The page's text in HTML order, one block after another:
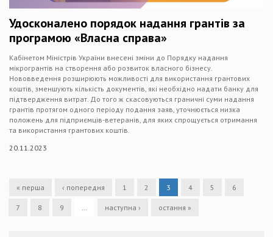
Удосконалено порядок надання грантів за
програмою «Власна справа»
Кабінетом Міністрів України внесені зміни до Порядку надання
мікрогрантів на створення або розвиток власного бізнесу.
Нововведення розширюють можливості для використання грантових
коштів, зменшують кількість документів, які необхідно надати банку для
підтвердження витрат. До того ж скасовуються граничні суми надання
грантів протягом одного періоду подання заяв, уточнюється низка
положень для підприємців-ветеранів, для яких спрощується отримання
та використання грантових коштів.
20.11.2023
« перша ‹ попередня 1 2 3 4 5 6
7 8 9 наступна › остання »